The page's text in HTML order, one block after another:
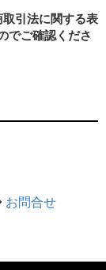
引法に関する表
でご確認くださ
お問合せ